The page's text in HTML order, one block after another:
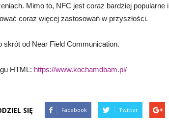
Mimo to, NFC jest coraz bardziej
coraz więcej zastosowań w przyszłości.
skrót od Near Field Communication.
HTML: https://www.kochamdbam.pl/
SIĘ Facebook Twitter